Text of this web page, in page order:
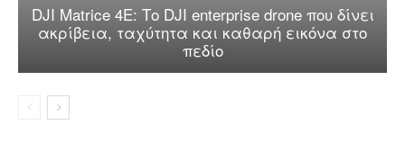
DJI Matrice 4E: Το DJI enterprise drone που δίνει
ακρίβεια, ταχύτητα και καθαρή εικόνα στο
πεδίο